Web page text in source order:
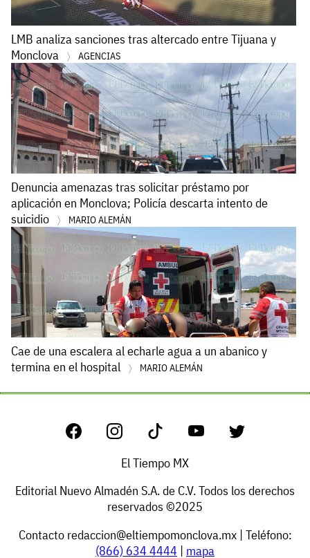
LMB analiza sanciones tras altercado entre Tijuana y
Monclova
AGENCIAS
Denuncia amenazas tras solicitar préstamo por
aplicación en Monclova; Policía descarta intento de
suicidio
MARIO ALEMÁN
Cae de una escalera al echarle agua a un abanico y
termina en el hospital
MARIO ALEMÁN
El Tiempo MX
Editorial Nuevo Almadén S.A. de C.V. Todos los derechos
reservados ©2025
Contacto redaccion@eltiempomonclova.mx| Teléfono:
(866) 634 4444 | mapa